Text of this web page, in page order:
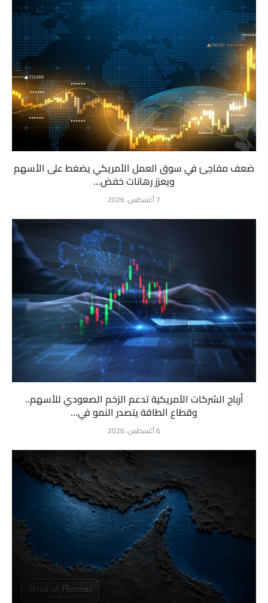
ضعف مفاجئ في سوق العمل الأمريكي يضغط على الأسهم
ويعزز رهانات خفض...
7 أغسطس، 2026
أرباح الشركات الأمريكية تدعم الزخم الصعودي للأسهم..
وقطاع الطاقة يتصدر النمو في...
6 أغسطس، 2026